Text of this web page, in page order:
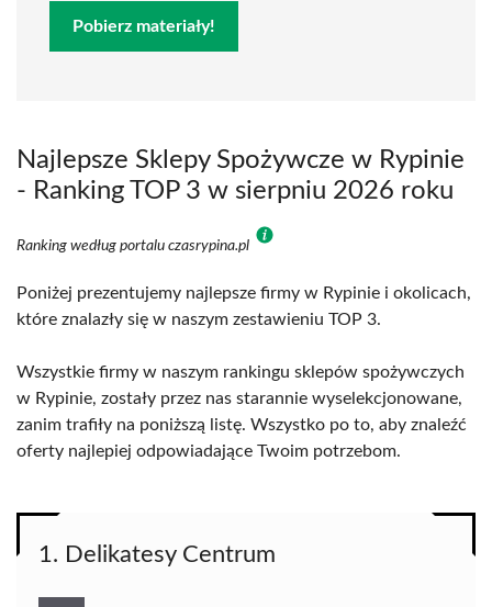
Pobierz materiały!
Najlepsze Sklepy Spożywcze w Rypinie
- Ranking TOP 3 w sierpniu 2026 roku
Ranking według portalu czasrypina.pl
Poniżej prezentujemy najlepsze firmy w Rypinie i okolicach,
które znalazły się w naszym zestawieniu TOP 3.
Wszystkie firmy w naszym rankingu sklepów spożywczych
w Rypinie, zostały przez nas starannie wyselekcjonowane,
zanim trafiły na poniższą listę. Wszystko po to, aby znaleźć
oferty najlepiej odpowiadające Twoim potrzebom.
1. Delikatesy Centrum